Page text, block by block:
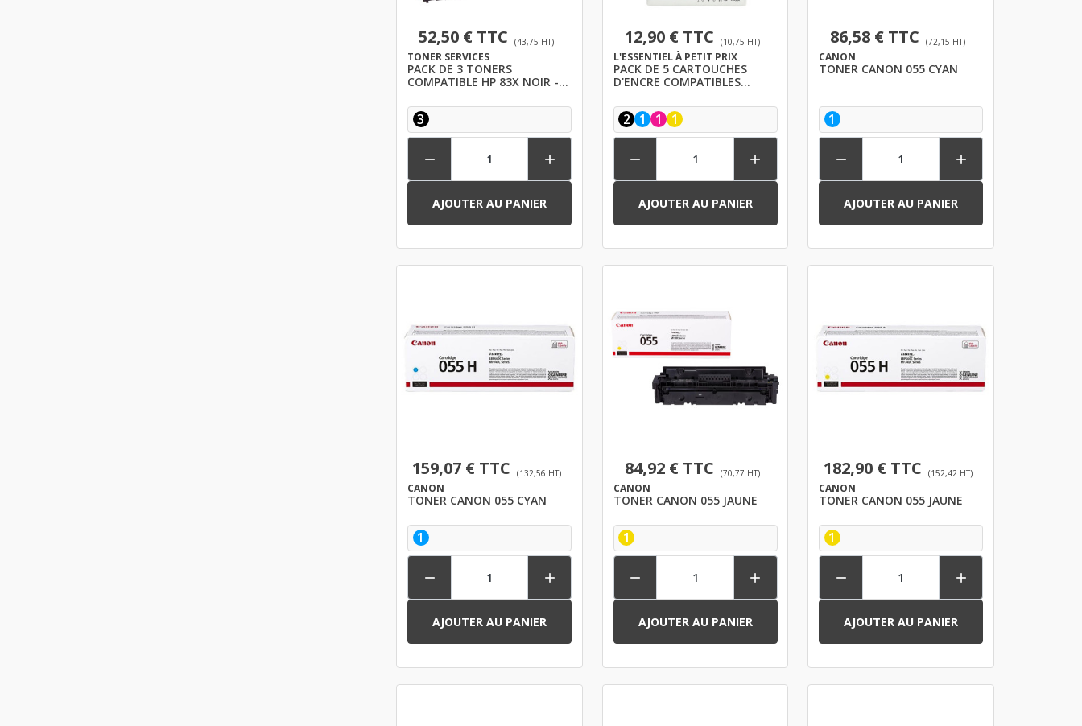
52,50 € TTC (43,75 HT)
TONER SERVICES
PACK DE 3 TONERS
COMPATIBLE HP 83X NOIR -
3
 
AJOUTER AU PANIER
12,90 € TTC (10,75 HT)
L'ESSENTIEL À PETIT PRIX
PACK DE 5 CARTOUCHES
D'ENCRE COMPATIBLES
COULEURS
2 1 1 1
 
AJOUTER AU PANIER
86,58 € TTC (72,15 HT)
CANON
TONER CANON 055 CYAN
1
 
AJOUTER AU PANIER
159,07 € TTC (132,56 HT)
CANON
TONER CANON 055 CYAN
1
 
AJOUTER AU PANIER
84,92 € TTC (70,77 HT)
CANON
TONER CANON 055 JAUNE
1
 
AJOUTER AU PANIER
182,90 € TTC (152,42 HT)
CANON
TONER CANON 055 JAUNE
1
 
AJOUTER AU PANIER